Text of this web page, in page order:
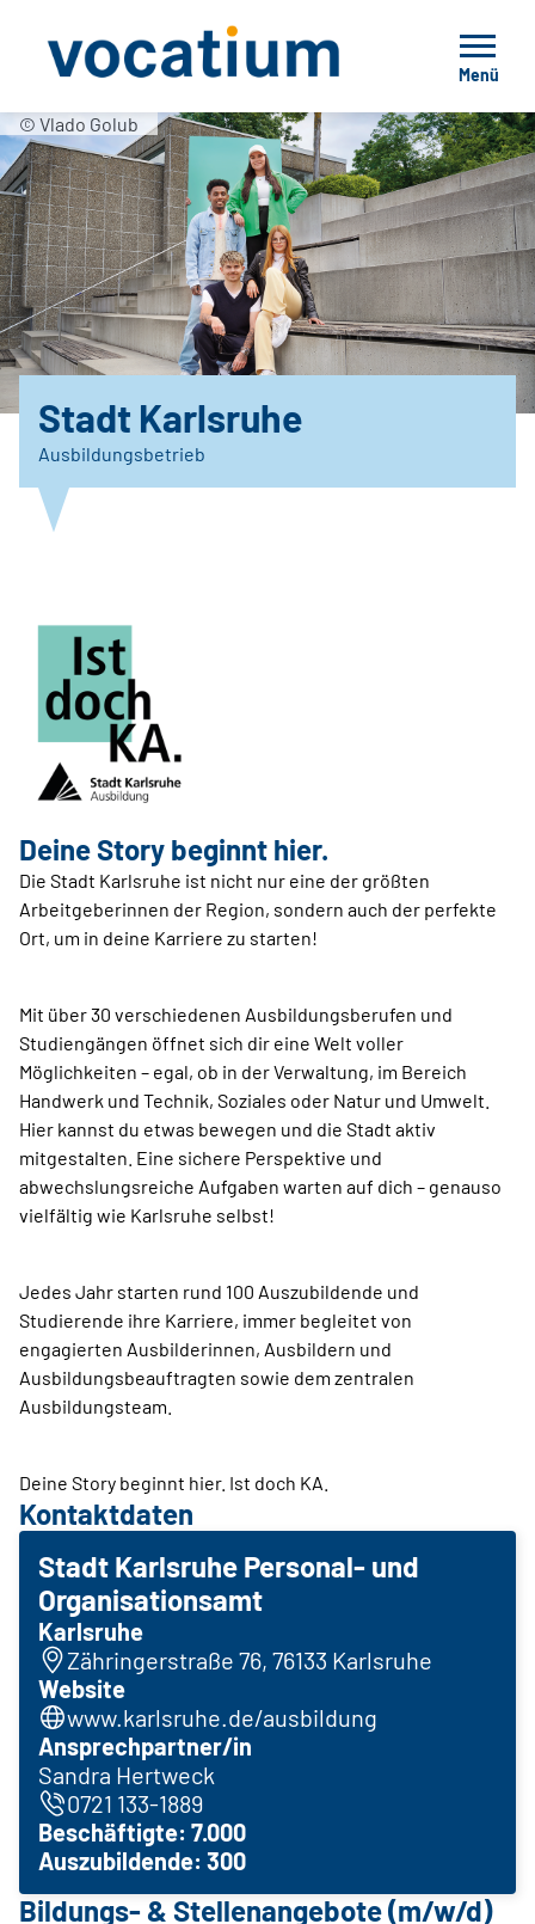
Menü
© Vlado Golub
Stadt Karlsruhe
Ausbildungsbetrieb
Deine Story beginnt hier.
Die Stadt Karlsruhe ist nicht nur eine der größten
Arbeitgeberinnen der Region, sondern auch der perfekte
Ort, um in deine Karriere zu starten!
Mit über 30 verschiedenen Ausbildungsberufen und
Studiengängen öffnet sich dir eine Welt voller
Möglichkeiten – egal, ob in der Verwaltung, im Bereich
Handwerk und Technik, Soziales oder Natur und Umwelt.
Hier kannst du etwas bewegen und die Stadt aktiv
mitgestalten. Eine sichere Perspektive und
abwechslungsreiche Aufgaben warten auf dich – genauso
vielfältig wie Karlsruhe selbst!
Jedes Jahr starten rund 100 Auszubildende und
Studierende ihre Karriere, immer begleitet von
engagierten Ausbilderinnen, Ausbildern und
Ausbildungsbeauftragten sowie dem zentralen
Ausbildungsteam.
Deine Story beginnt hier. Ist doch KA.
Kontaktdaten
Stadt Karlsruhe Personal- und
Organisationsamt
Karlsruhe
Zähringerstraße 76, 76133 Karlsruhe
Website
www.karlsruhe.de/ausbildung
Ansprechpartner/in
Sandra Hertweck
0721 133-1889
Beschäftigte: 7.000
Auszubildende: 300
Bildungs- & Stellenangebote (m/w/d)